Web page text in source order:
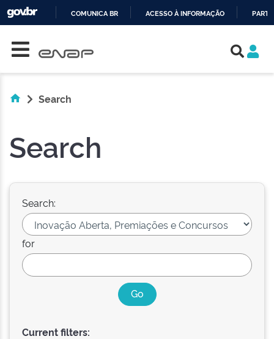
COMUNICA BR ACESSO À INFORMAÇÃO
Search
Search
Search:
for
Current filters: